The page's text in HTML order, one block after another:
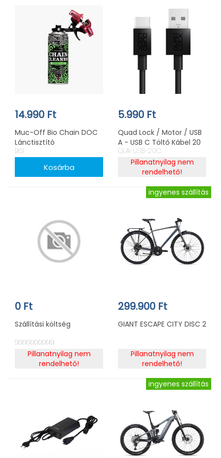
14.990 Ft
Muc-Off Bio Chain DOC
Lánctisztító
951
5.990 Ft
Quad Lock / Motor / USB
A - USB C Töltő Kábel 20
cm
QLA-USB-20C
Pillanatnyilag nem
rendelhető!
0 Ft
Szállítási költség
9999999999
Pillanatnyilag nem
rendelhető!
ingyenes szállítás
299.900 Ft
GIANT ESCAPE CITY DISC 2
Pillanatnyilag nem
rendelhető!
ingyenes szállítás